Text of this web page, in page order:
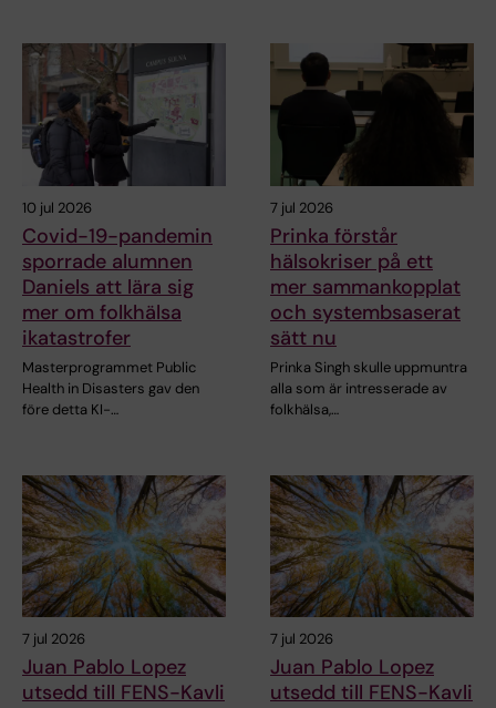
10 jul 2026
Covid-19-pandemin
sporrade alumnen
Daniels att lära sig
mer om folkhälsa
ikatastrofer
Masterprogrammet Public
Health in Disasters gav den
före detta KI-…
7 jul 2026
Prinka förstår
hälsokriser på ett
mer sammankopplat
och systembsaserat
sätt nu
Prinka Singh skulle uppmuntra
alla som är intresserade av
folkhälsa,…
7 jul 2026
Juan Pablo Lopez
utsedd till FENS-Kavli
7 jul 2026
Juan Pablo Lopez
utsedd till FENS-Kavli